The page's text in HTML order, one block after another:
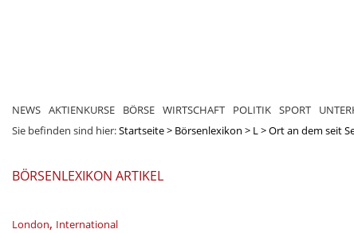
NEWS AKTIENKURSE BÖRSE WIRTSCHAFT POLITIK SPORT
Sie befinden sind hier:Startseite> Börsenlexikon > L>Ort an dem seit
BÖRSENLEXIKON ARTIKEL
London, International